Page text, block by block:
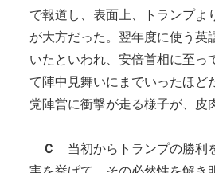
で報道し、表面上、トランプよ
が大方だった。翌年度に使う英
いたといわれ、安倍首相に至っ
て陣中見舞いにまでいったほど
党陣営に衝撃が走る様子が、皮
Ｃ
当初からトランプの勝利